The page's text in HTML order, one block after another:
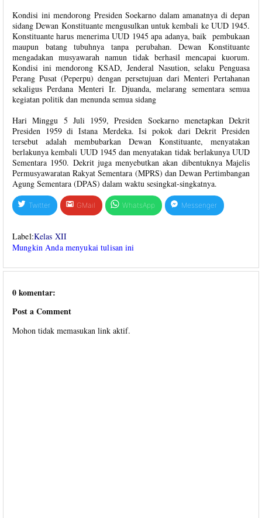
Kondisi ini mendorong Presiden Soekarno dalam amanatnya di depan
sidang Dewan Konstituante mengusulkan untuk kembali ke UUD 1945.
Konstituante harus menerima UUD 1945 apa adanya, baik pembukaan
maupun batang tubuhnya tanpa perubahan. Dewan Konstituante
mengadakan musyawarah namun tidak berhasil mencapai kuorum.
Kondisi ini mendorong KSAD, Jenderal Nasution, selaku Penguasa
Perang Pusat (Peperpu) dengan persetujuan dari Menteri Pertahanan
sekaligus Perdana Menteri Ir. Djuanda, melarang sementara semua
kegiatan politik dan menunda semua sidang
Hari Minggu 5 Juli 1959, Presiden Soekarno menetapkan Dekrit
Presiden 1959 di Istana Merdeka. Isi pokok dari Dekrit Presiden
tersebut adalah membubarkan Dewan Konstituante, menyatakan
berlakunya kembali UUD 1945 dan menyatakan tidak berlakunya UUD
Sementara 1950. Dekrit juga menyebutkan akan dibentuknya Majelis
Permusyawaratan Rakyat Sementara (MPRS) dan Dewan Pertimbangan
Agung Sementara (DPAS) dalam waktu sesingkat-singkatnya.
Twitter GMail WhatsApp Messenger
Label:Kelas XII
Mungkin Anda menyukai tulisan ini
0 komentar:
Post a Comment
Mohon tidak memasukan link aktif.